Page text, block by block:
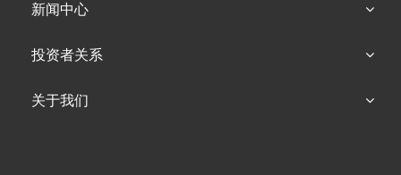
新闻中心
投资者关系
关于我们